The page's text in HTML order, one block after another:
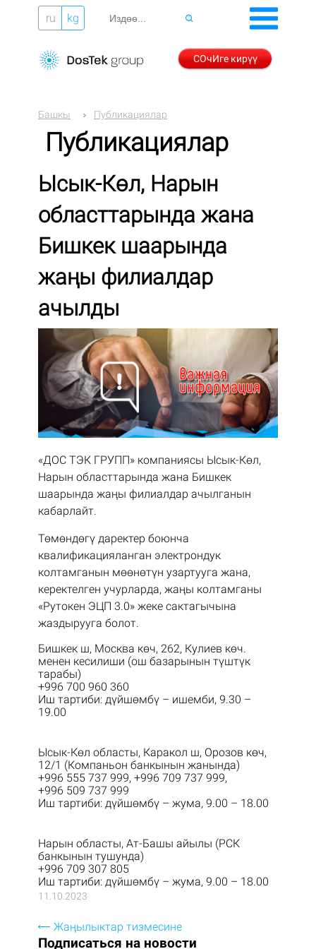
ru kg
СОчИге кирүү
Башкы Публикациялар
Публикациялар
Ысык-Көл, Нарын
областтарында жана
Бишкек шаарында
жаңы филиалдар
ачылды
«ДОС ТЭК ГРУПП» компаниясы Ысык-Көл,
Нарын областтарында жана Бишкек
шаарында жаңы филиалдар ачылганын
кабарлайт.
Төмөндөгү даректер боюнча
квалификацияланган электрондук
колтамганын мөөнөтүн узартууга жана,
керектелген учурларда, жаңы колтамганы
«Рутокен ЭЦП 3.0» жеке сактагычына
жаздырууга болот.
Бишкек ш, Москва көч, 262, Кулиев көч.
менен кесилиши (ош базарынын түштүк
тарабы)
+996 700 960 360
Иш тартиби: дүйшөмбү – ишемби, 9.30 –
19.00
Ысык-Көл областы, Каракол ш, Орозов көч,
12/1 (Компаньон банкынын жанында)
+996 555 737 999, +996 709 737 999,
+996 509 737 999
Иш тартиби: дүйшөмбү – жума, 9.00 – 18.00
Нарын областы, Ат-Башы айылы (РСК
банкынын тушунда)
+996 709 307 805
Иш тартиби: дүйшөмбү – жума, 9.00 – 18.00
11.10.2023
Жаңылыктар тизмесине
Подписаться на новости